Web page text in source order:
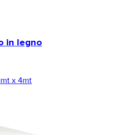
in legno
x 4mt